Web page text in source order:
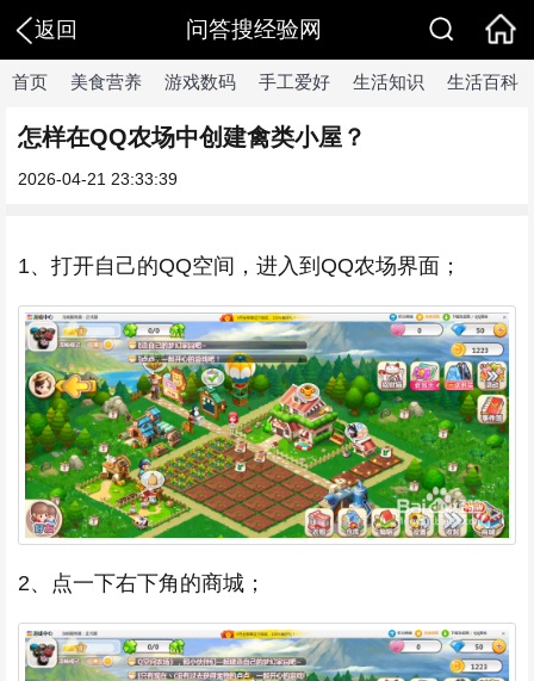
返回 问答搜经验网
首页 美食营养 游戏数码 手工爱好 生活知识 生活百科
怎样在QQ农场中创建禽类小屋？
2026-04-21 23:33:39
1、打开自己的QQ空间，进入到QQ农场界面；
2、点一下右下角的商城；